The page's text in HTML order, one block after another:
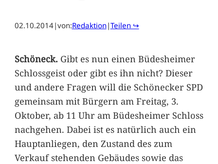
02.10.2014|von:Redaktion|Teilen ↪
Schöneck.Gibt es nun einen Büdesheimer
Schlossgeist oder gibt es ihn nicht? Dieser
und andere Fragen will die Schönecker SPD
gemeinsam mit Bürgern am Freitag, 3.
Oktober, ab 11 Uhr am Büdesheimer Schloss
nachgehen. Dabei ist es natürlich auch ein
Hauptanliegen, den Zustand des zum
Verkauf stehenden Gebäudes sowie das